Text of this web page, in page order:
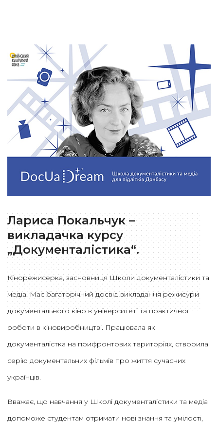
Лариса Покальчук –
викладачка курсу
„Документалістика“.
Кінорежисерка, засновниця Школи документалістики та
медіа. Має багаторічний досвід викладання режисури
документального кіно в університеті та практичної
роботи в кіновиробництві. Працювала як
документалістка на прифронтових територіях, створила
серію документальних фільмів про життя сучасних
українців.
Вважає, що навчання у Школі документалістики та медіа
допоможе студентам отримати нові знання та умілості,